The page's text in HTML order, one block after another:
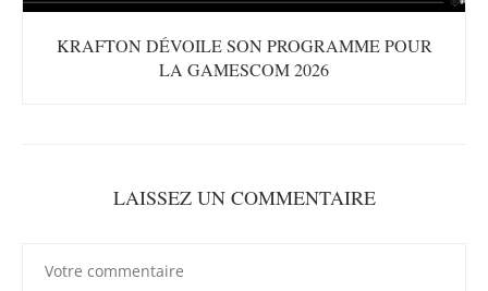
KRAFTON DÉVOILE SON PROGRAMME POUR
LA GAMESCOM 2026
LAISSEZ UN COMMENTAIRE